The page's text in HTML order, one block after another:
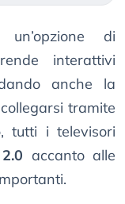
di
interattivi
anche la
tramite
tutti i televisori
accanto alle